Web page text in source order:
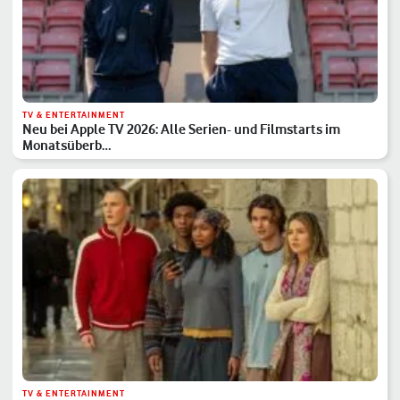
TV & ENTERTAINMENT
Neu bei Apple TV 2026: Alle Serien- und Filmstarts im
Monatsüberb…
TV & ENTERTAINMENT